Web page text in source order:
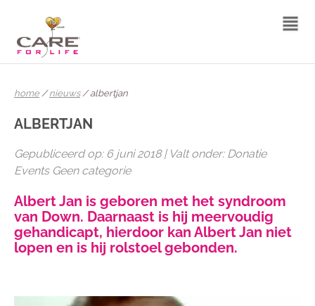
home /nieuws/ albertjan
ALBERTJAN
Gepubliceerd op: 6 juni 2018 | Valt onder: Donatie
Events Geen categorie
Albert Jan is geboren met het syndroom
van Down. Daarnaast is hij meervoudig
gehandicapt, hierdoor kan Albert Jan niet
lopen en is hij rolstoel gebonden.